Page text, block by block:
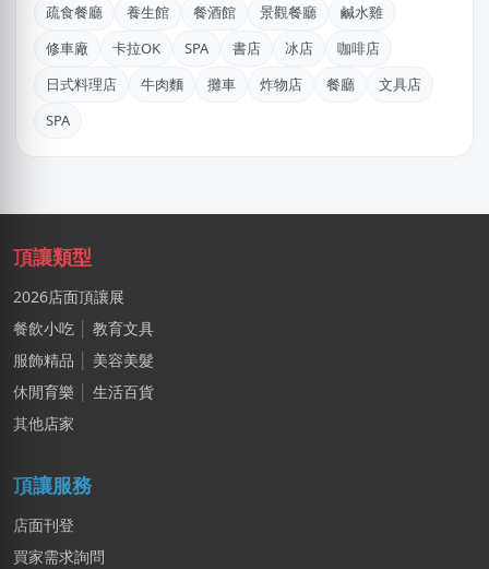
阿X
王X宏
新北市｜預算 50萬~100萬元
馬X凱
苗栗縣｜預算 30萬~50萬元
姜X炮
桃園市｜預算 30萬~50萬元
疏食餐廳
養生館 餐酒館 景觀餐廳
鹹水雞
修車廠
卡拉OK SPA 書店 冰店
咖啡店
日式料理店
牛肉麵 攤車 炸物店 餐廳
文具店
SPA
頂讓類型
2026店面頂讓展
餐飲小吃
教育文具
服飾精品
美容美髮
休閒育樂
生活百貨
其他店家
頂讓服務
店面刊登
買家需求詢問